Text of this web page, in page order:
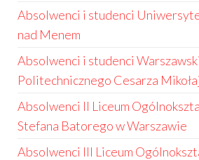
Absolwenci i studenci
nad Menem
Absolwenci i studenci
Politechnicznego Cesarza
Absolwenci II Liceum
Stefana Batorego w Warszawie
Absolwenci III Liceum